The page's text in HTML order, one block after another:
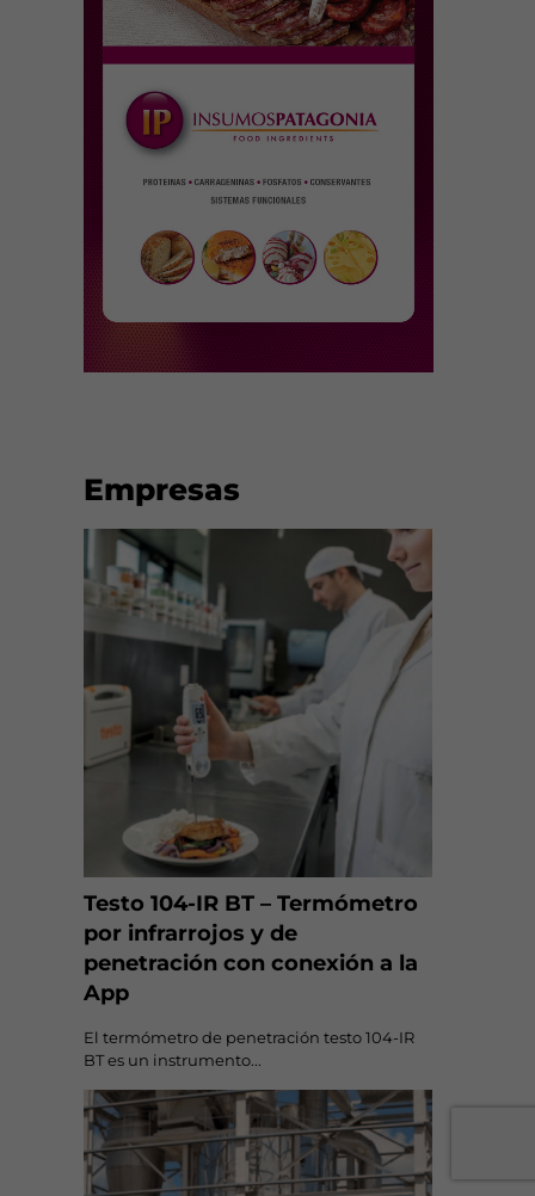
Empresas
Testo 104-IR BT – Termómetro
por infrarrojos y de
penetración con conexión a la
App
El termómetro de penetración testo 104-IR
BT es un instrumento...